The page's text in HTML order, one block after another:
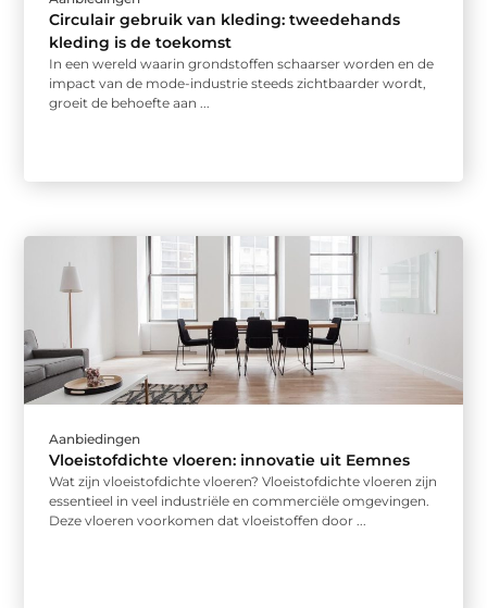
Circulair gebruik van kleding: tweedehands
kleding is de toekomst
In een wereld waarin grondstoffen schaarser worden en de
impact van de mode-industrie steeds zichtbaarder wordt,
groeit de behoefte aan ...
Aanbiedingen
Vloeistofdichte vloeren: innovatie uit Eemnes
Wat zijn vloeistofdichte vloeren? Vloeistofdichte vloeren zijn
essentieel in veel industriële en commerciële omgevingen.
Deze vloeren voorkomen dat vloeistoffen door ...